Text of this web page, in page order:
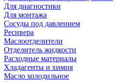
Для диагностики
Для монтажа
Сосуды под давлением
Ресивера
Маслоотделители
Отделитель жидкости
Расходные материалы
Хладагенты и химия
Масло холодильное